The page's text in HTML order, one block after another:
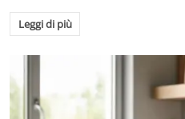
Leggi di più